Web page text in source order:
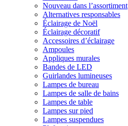
Nouveau dans l’assortiment
Alternatives responsables
Éclairage de Noël
Éclairage décoratif
Accessoires d’éclairage
Ampoules
Appliques murales
Bandes de LED
Guirlandes lumineuses
Lampes de bureau
Lampes de salle de bains
Lampes de table
Lampes sur pied
Lampes suspendues